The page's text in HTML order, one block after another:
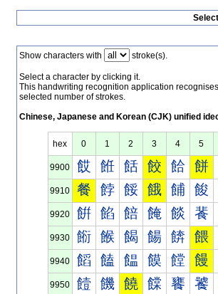
Show characters with stroke(s).
Select a character by clicking it.
This handwriting recognition application
selected number of strokes.
Chinese, Japanese and Korean (CJK) unified
hex 0 1 2 3 4 5
9900 餀 餁 餂 餃 餄 餅
9910 餐 餑 餒 餓 餔 餕
9920 餠 餡 餢 餣 餤 餥
9930 餰 餱 餲 餳 餴 餵
9940 饀 饁 饂 饃 饄 饅
9950 饐 饑 饒 饓 饔 饕